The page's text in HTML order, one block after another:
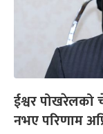
ईश्वर पोखरेलको
नभए परिणाम